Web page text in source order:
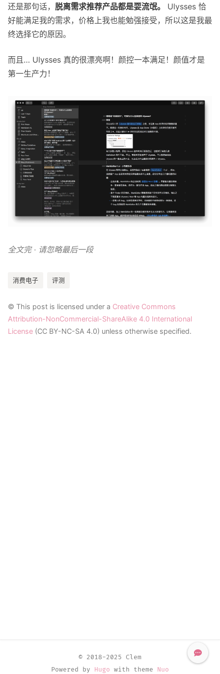
还是那句话， 脱离需求推荐产品都是耍流氓。
Ulysses 恰
好能满足我的需求，价格上我也能勉强接受，所以这是我最
终选择它的原因。
而且… Ulysses 真的很漂亮啊！颜控一本满足！颜值才是
第一生产力！
全文完 · 请忽略最后一段
消费电子 评测
© This post is licensed under a Creative Commons
Attribution-NonCommercial-ShareAlike 4.0 International
License (CC BY-NC-SA 4.0) unless otherwise specified.
© 2018-2025 Clem
Powered by Hugo with theme Nuo